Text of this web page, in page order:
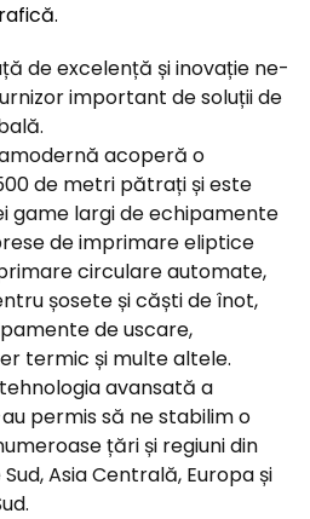
de excelență și inovație ne-
important de soluții de
acoperă o
de metri pătrați și este
game largi de echipamente
de imprimare eliptice
circulare automate,
șosete și căști de înot,
de uscare,
termic și multe altele.
avansată a
permis să ne stabilim o
țări și regiuni din
Asia Centrală, Europa și